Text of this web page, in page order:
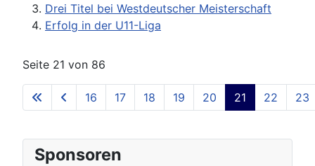
Drei Titel bei Westdeutscher Meisterschaft
Erfolg in der U11-Liga
Seite 21 von 86
16 17 18 19 20 21 22 23
Sponsoren